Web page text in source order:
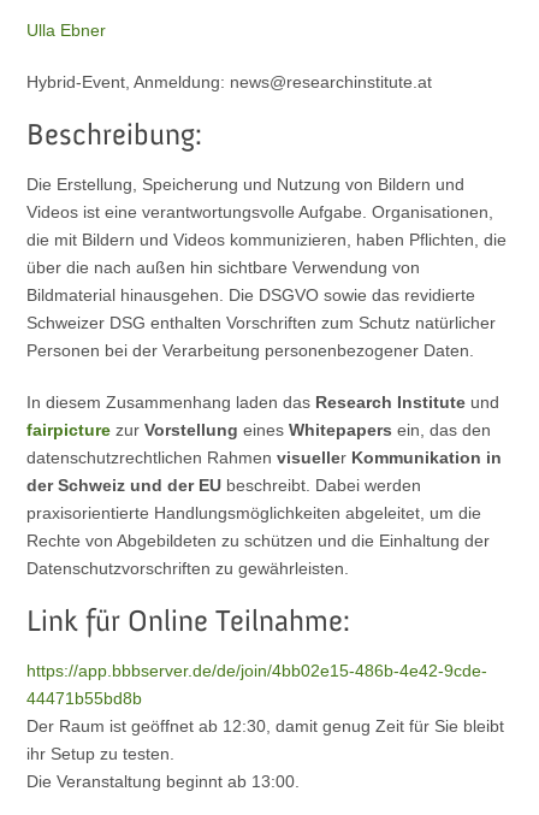
Ulla Ebner
Hybrid-Event, Anmeldung: news@researchinstitute.at
Beschreibung:
Die Erstellung, Speicherung und Nutzung von Bildern und
Videos ist eine verantwortungsvolle Aufgabe. Organisationen,
die mit Bildern und Videos kommunizieren, haben Pflichten, die
über die nach außen hin sichtbare Verwendung von
Bildmaterial hinausgehen. Die DSGVO sowie das revidierte
Schweizer DSG enthalten Vorschriften zum Schutz natürlicher
Personen bei der Verarbeitung personenbezogener Daten.
In diesem Zusammenhang laden das Research Institute und
fairpicture zurVorstellung einesWhitepapers ein, das den
datenschutzrechtlichen Rahmenvisueller Kommunikation in
der Schweiz und der EU beschreibt. Dabei werden
praxisorientierte Handlungsmöglichkeiten abgeleitet, um die
Rechte von Abgebildeten zu schützen und die Einhaltung der
Datenschutzvorschriften zu gewährleisten.
Link für Online Teilnahme:
https://app.bbbserver.de/de/join/4bb02e15-486b-4e42-9cde-
44471b55bd8b
Der Raum ist geöffnet ab 12:30, damit genug Zeit für Sie bleibt
ihr Setup zu testen.
Die Veranstaltung beginnt ab 13:00.